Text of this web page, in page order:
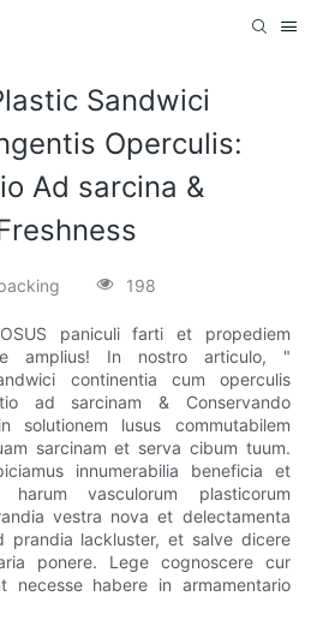
Sandwici
Operculis:
Ad sarcina &
198
paniculi farti et propediem
amplius! In nostro articulo, "
continentia cum operculis
ad sarcinam & Conservando
solutionem lusus commutabilem
sarcinam et serva cibum tuum.
innumerabilia beneficia et
harum vasculorum plasticorum
vestra nova et delectamenta
prandia lackluster, et salve dicere
ponere. Lege cognoscere cur
necesse habere in armamentario